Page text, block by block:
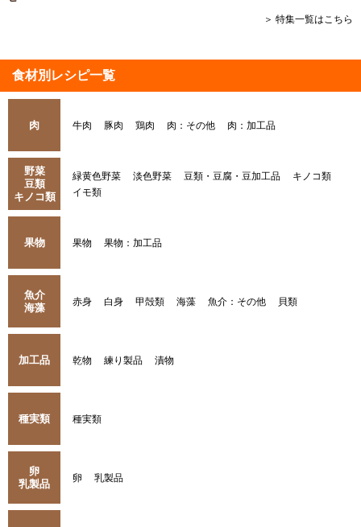
＞ 特集一覧はこちら
食材別レシピ一覧
肉 牛肉 豚肉 鶏肉 肉：その他 肉：加工品
野菜
豆類
キノコ類
緑黄色野菜 淡色野菜 豆類・豆腐・豆加工品
キノコ類
イモ類
果物 果物 果物：加工品
魚介
海藻
赤身 白身 甲殻類 海藻 魚介：その他 貝類
加工品 乾物 練り製品 漬物
種実類 種実類
卵
乳製品
卵 乳製品